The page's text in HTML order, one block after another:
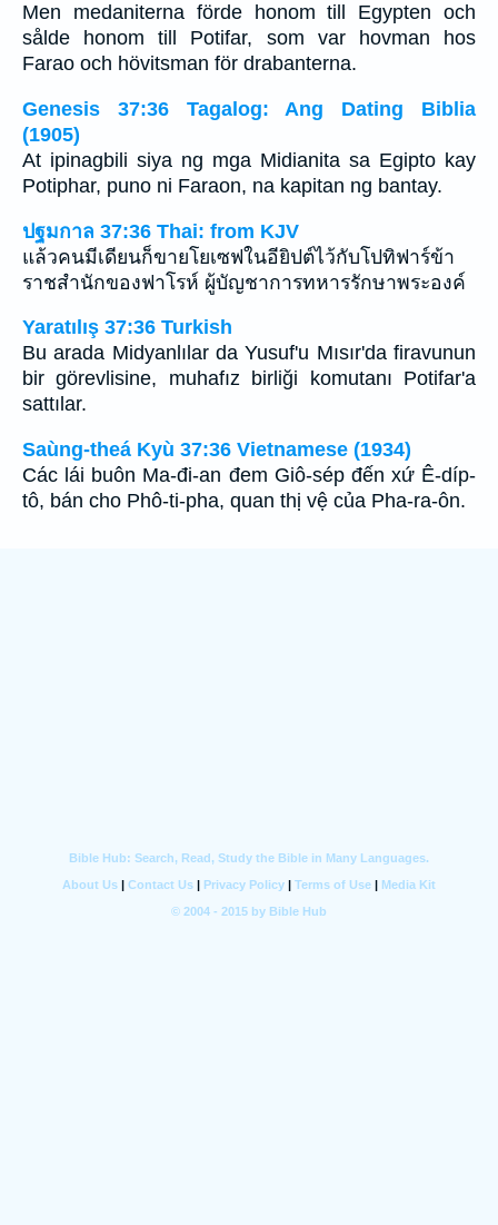
Men medaniterna förde honom till Egypten och
sålde honom till Potifar, som var hovman hos
Farao och hövitsman för drabanterna.
Genesis 37:36 Tagalog: Ang Dating Biblia
(1905)
At ipinagbili siya ng mga Midianita sa Egipto kay
Potiphar, puno ni Faraon, na kapitan ng bantay.
ปฐมกาล 37:36 Thai: from KJV
แล้วคนมีเดียนก็ขายโยเซฟในอียิปต์ไว้กับโปทิฟาร์ข้า
ราชสำนักของฟาโรห์ ผู้บัญชาการทหารรักษาพระองค์
Yaratılış 37:36 Turkish
Bu arada Midyanlılar da Yusuf'u Mısır'da firavunun
bir görevlisine, muhafız birliği komutanı Potifar'a
sattılar.
Saùng-theá Kyù 37:36 Vietnamese (1934)
Các lái buôn Ma-đi-an đem Giô-sép đến xứ Ê-díp-
tô, bán cho Phô-ti-pha, quan thị vệ của Pha-ra-ôn.